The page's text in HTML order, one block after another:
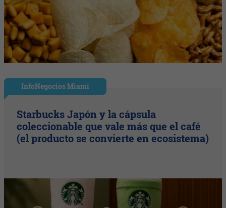
InfoNegocios Miami
Starbucks Japón y la cápsula
coleccionable que vale más que el café
(el producto se convierte en ecosistema)